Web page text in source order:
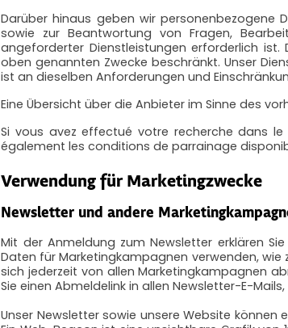
Darüber hinaus geben wir personenbezogene
sowie zur Beantwortung von Fragen,
angeforderter Dienstleistungen erforderlich
oben genannten Zwecke beschränkt. Unser
ist an dieselben Anforderungen und
Eine Übersicht über die Anbieter im Sinne des
Si vous avez effectué votre recherche dans
également les conditions de parrainage
Verwendung für Marketingzwecke
Newsletter und andere
Mit der Anmeldung zum Newsletter erklären
Daten für Marketingkampagnen verwenden, wie
sich jederzeit von allen Marketingkampagnen
Sie einen Abmeldelink in allen Newsletter-E-
Unser Newsletter sowie unsere Website